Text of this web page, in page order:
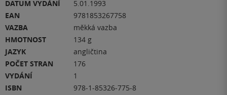
DATUM VYDÁNÍ
5.01.1993
EAN
9781853267758
VAZBA
měkká vazba
HMOTNOST
134 g
JAZYK
angličtina
POČET STRAN
176
VYDÁNÍ
1
ISBN
978-1-85326-775-8